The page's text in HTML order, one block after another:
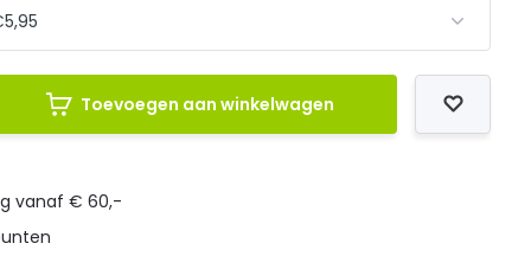
Toevoegen aan winkelwagen
vanaf € 60,-